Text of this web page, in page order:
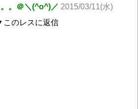
。＠＼(^o^)／ 2015/03/11(水)
このレスに返信